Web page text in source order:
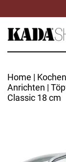
Home |
Anrichten |
Classic 18 cm